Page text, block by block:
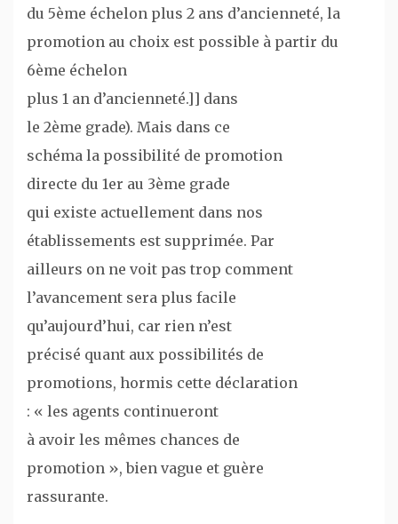
du 5ème échelon plus 2 ans d’ancienneté, la
promotion au choix est possible à partir du
6ème échelon
plus 1 an d’ancienneté.]] dans
le 2ème grade). Mais dans ce
schéma la possibilité de promotion
directe du 1er au 3ème grade
qui existe actuellement dans nos
établissements est supprimée. Par
ailleurs on ne voit pas trop comment
l’avancement sera plus facile
qu’aujourd’hui, car rien n’est
précisé quant aux possibilités de
promotions, hormis cette déclaration
: « les agents continueront
à avoir les mêmes chances de
promotion », bien vague et guère
rassurante.